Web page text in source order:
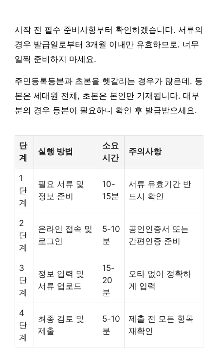
시작 전 필수 준비사항부터 확인하겠습니다. 서류의
경우 발급일로부터 3개월 이내만 유효하므로, 너무
일찍 준비하지 마세요.
주민등록등본과 초본을 헷갈리는 경우가 많은데, 등
본은 세대원 전체, 초본은 본인만 기재됩니다. 대부
분의 경우 등본이 필요하니 확인 후 발급받으세요.
단
계
실행 방법
소요
시간
주의사항
1
단
계
필요 서류 및
정보 준비
10-
15분
서류 유효기간 반
드시 확인
2
단
계
온라인 접속 및
로그인
5-10
분
공인인증서 또는
간편인증 준비
3
단
계
정보 입력 및
서류 업로드
15-
20
분
오타 없이 정확하
게 입력
4
단
계
최종 검토 및
제출
5-10
분
제출 전 모든 항목
재확인